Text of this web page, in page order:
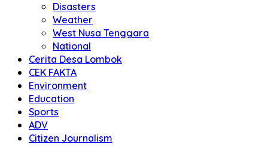
Disasters
Weather
West Nusa Tenggara
National
Cerita Desa Lombok
CEK FAKTA
Environment
Education
Sports
ADV
Citizen Journalism